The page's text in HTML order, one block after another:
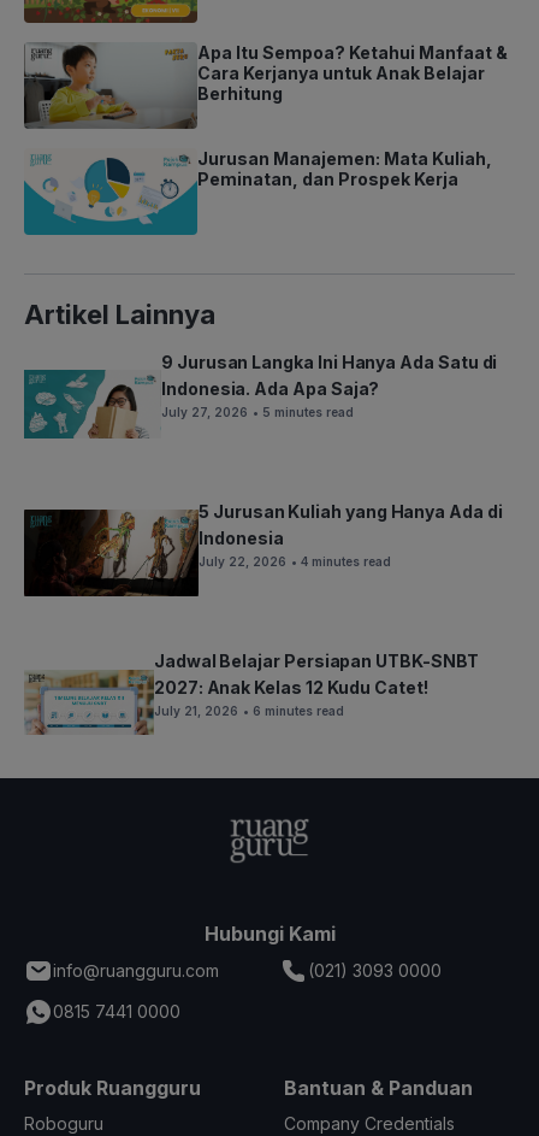
Apa Itu Sempoa? Ketahui Manfaat &
Cara Kerjanya untuk Anak Belajar
Berhitung
Jurusan Manajemen: Mata Kuliah,
Peminatan, dan Prospek Kerja
Artikel Lainnya
9 Jurusan Langka Ini Hanya Ada Satu di
Indonesia. Ada Apa Saja?
July 27, 2026 • 5 minutes read
5 Jurusan Kuliah yang Hanya Ada di
Indonesia
July 22, 2026 • 4 minutes read
Jadwal Belajar Persiapan UTBK-SNBT
2027: Anak Kelas 12 Kudu Catet!
July 21, 2026 • 6 minutes read
Hubungi Kami
info@ruangguru.com
(021) 3093 0000
0815 7441 0000
Produk Ruangguru
Roboguru
Bantuan & Panduan
Company Credentials